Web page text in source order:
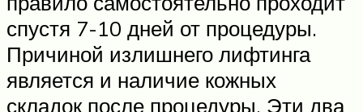
спустя 7-10 дней от процедуры.
Причиной излишнего лифтинга
является и наличие кожных
складок после процедуры. Эти два